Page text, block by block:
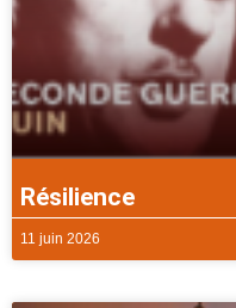
Résilience
11 juin 2026